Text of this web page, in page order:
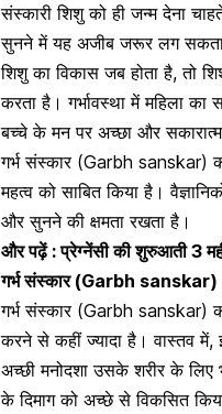
संस्कारी शिशु को ही जन्म देना
सुनने में यह अजीब जरूर लग
शिशु का विकास जब होता है, तो
करता है। गर्भावस्था में महिला
बच्चे के मन पर अच्छा और
गर्भ संस्कार (Garbh sanskar)
महत्व को साबित किया है।
और सुनने की क्षमता रखता है।
और पढ़ें :प्रेग्नेंसी की शुरुआती 3
गर्भ संस्कार (Garbh
गर्भ संस्कार (Garbh sanskar)
करने से कहीं ज्यादा है। वास्तव में,
अच्छी मनोदशा उसके शरीर के लिए
के दिमाग को अच्छे से विकसित